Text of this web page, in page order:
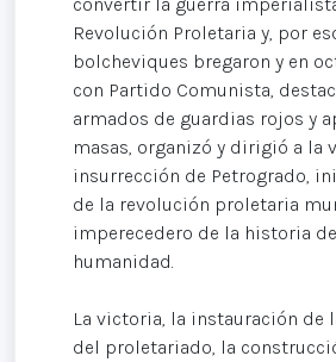
Revolución Proletaria y, por
bolcheviques bregaron y en
con Partido Comunista,
armados de guardias rojos y
masas, organizó y dirigió a la
insurrección de Petrogrado,
de la revolución proletaria
imperecedero de la historia
humanidad.
La victoria, la instauración de
del proletariado, la